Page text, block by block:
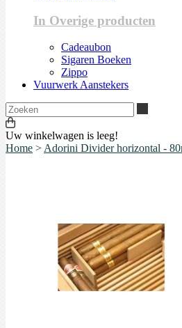
In Overige producten
Cadeaubon
Sigaren Boeken
Zippo
Vuurwerk Aanstekers
Uw winkelwagen is leeg!
Home > Adorini Divider horizontal -